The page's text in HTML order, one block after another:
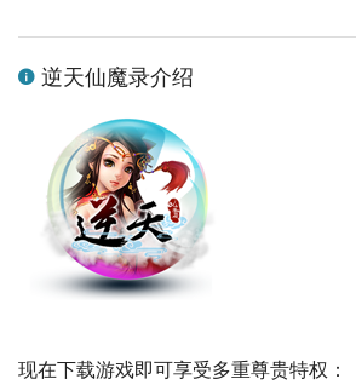
逆天仙魔录介绍
现在下载游戏即可享受多重尊贵特权：